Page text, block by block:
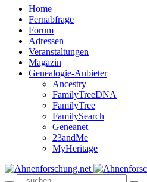
Home
Fernabfrage
Forum
Adressen
Veranstaltungen
Magazin
Genealogie-Anbieter
Ancestry
FamilyTreeDNA
FamilyTree
FamilySearch
Geneanet
23andMe
MyHeritage